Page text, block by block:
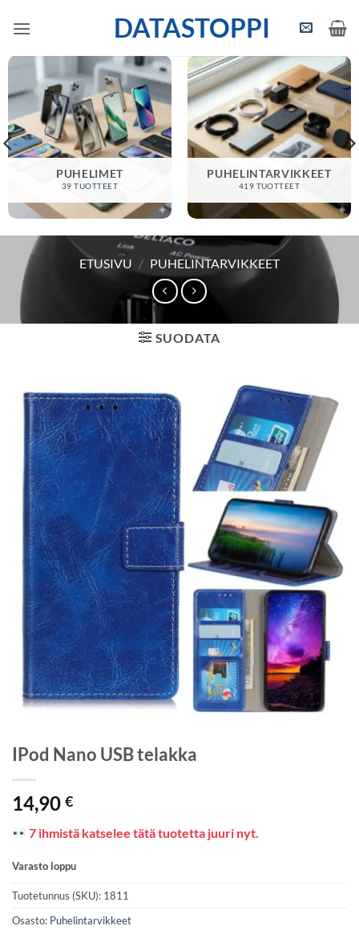
DATASTOPPI
PUHELIMET
39 TUOTTEET
PUHELINTARVIKKEET
419 TUOTTEET
ETUSIVU / PUHELINTARVIKKEET
SUODATA
IPod Nano USB telakka
14,90 €
7 ihmistä katselee tätä tuotetta juuri nyt.
Varasto loppu
Tuotetunnus (SKU): 1811
Osasto: Puhelintarvikkeet